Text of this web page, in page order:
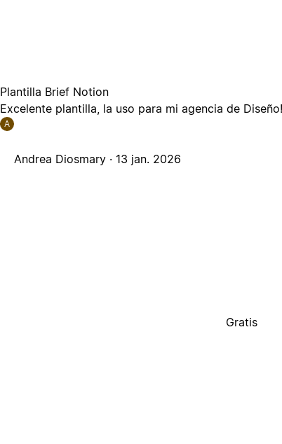
Plantilla Brief Notion
Excelente plantilla, la uso para mi agencia de
A
Andrea Diosmary · 13 jan. 2026
Gratis